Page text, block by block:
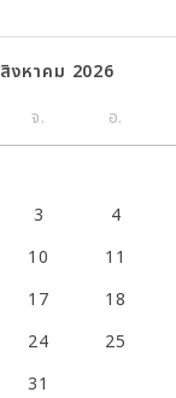
สิงหาคม 2026
จ.
อ.
3
4
10
11
17
18
24
25
31